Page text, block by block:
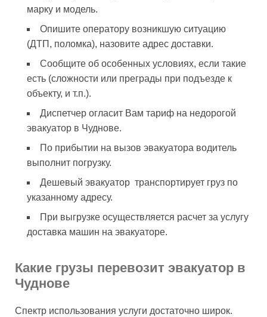
марку и модель.
Опишите оператору возникшую ситуацию
(ДТП, поломка), назовите адрес доставки.
Сообщите об особенных условиях, если такие
есть (сложности или преграды при подъезде к
объекту, и т.п.).
Диспетчер огласит Вам тариф на недорогой
эвакуатор в Чуднове.
По прибытии на вызов эвакуатора водитель
выполнит погрузку.
Дешевый эвакуатор транспортирует груз по
указанному адресу.
При выгрузке осуществляется расчет за услугу
доставка машин на эвакуаторе.
Какие грузы перевозит эвакуатор в
Чуднове
Спектр использования услуги достаточно широк.